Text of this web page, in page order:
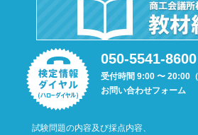
050-5541-8600
受付時間 9:00 〜 20:00（
お問い合わせフォーム
試験問題の内容及び採点内容、